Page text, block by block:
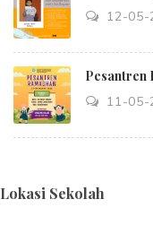
12-05-
Pesantren
11-05-
Lokasi Sekolah